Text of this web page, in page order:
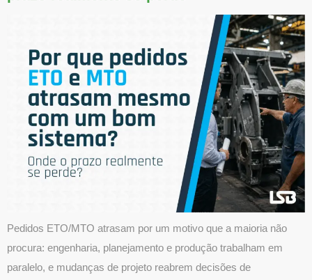
Pedidos ETO/MTO atrasam por um motivo que a maioria não
procura: engenharia, planejamento e produção trabalham em
paralelo, e mudanças de projeto reabrem decisões de